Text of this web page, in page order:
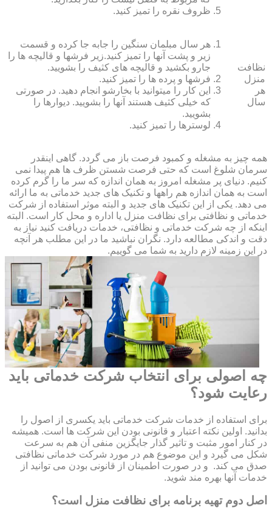
ظروف نقره را تمیز کنید.
نظافت
منزل
هر
سال
هر سال مبلمان سنگین را جابه جا کرده و قسمت
زیر و پشت آنها را تمیز کنید.زیر فرش‏ها و قالیچه‏ ها را
جارو بکشید و قالیچه‏ های کثیف را بشویید.
فرش‏ها و پرده ‏ها را تمیز کنید.
این کار را می‏توانید با بخارشو انجام دهید. در صورتی
که خیلی کثیف هستند آنها را بشویید. دیوارها را
بشویید.
لوسترها را تمیز کنید.
همه چیز به مشغله و کمبود فرصت باز می گردد. گاهی اینقدر
سرمان شلوغ است که حتی فرصت شستن ظرف ها هم پیدا نمی
کنیم. دنیای پر مشغله امروز به همان اندازه که سر ما را گرم کرده
است به همان اندازه هم راهها و تکنیک های جدید خدماتی به ما ارائه
می دهد. یکی از این تکنیک های جدید و البته موثر استفاده از شرکت
خدماتی و نظافتی برای نظافت منزل یا اداره و محل کار است. البته
اینکه از چه شرکت خدماتی و نظافتی، خدمات دریافت کنید نیاز به
دقت و اندکی مطالعه دارد. نگران نباشید ما در این مطلب هر آنچه
در این زمینه لازم دارید به شما می گوییم.
چه اصولی برای انتخاب شرکت خدماتی باید
رعایت شود؟
برای استفاده از خدمات شرکت خدماتی باید یکسری از اصول را
بدانید. اولین نکته اعتبار و قانونی بودن این شرکت ها است. همیشه
در کنار امور مثبت و تاثیر گذار جایگزین منفی آن هم به سرعت
شکل می گیرد و این موضوع هم در مورد شرکت خدماتی نظافتی
صدق می کند. و در صورت اطمینان از قانونی بودن می توانید از
خدمات آنها بهره مند شوید.
اصل دوم تهیه برنامه برای نظافت منزل است؟